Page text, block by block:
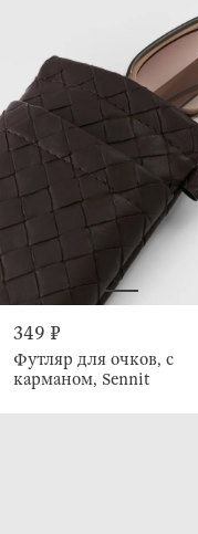
349 ₽
Футляр для очков, с
карманом, Sennit